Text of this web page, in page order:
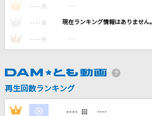
[生音]さよなら
Bunny Girl
後ろから這いより隊G
1 ---- 点 ----
---- 点 ----
3 ---- 点 ----
再生回数ランキング
1 ---- 回 ----